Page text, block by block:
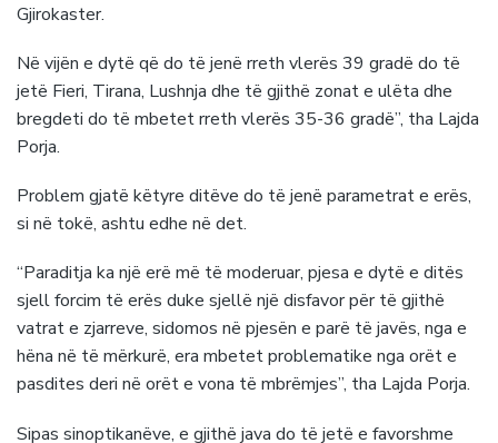
Gjirokaster.
Në vijën e dytë që do të jenë rreth vlerës 39 gradë do të
jetë Fieri, Tirana, Lushnja dhe të gjithë zonat e ulëta dhe
bregdeti do të mbetet rreth vlerës 35-36 gradë”, tha Lajda
Porja.
Problem gjatë këtyre ditëve do të jenë parametrat e erës,
si në tokë, ashtu edhe në det.
“Paraditja ka një erë më të moderuar, pjesa e dytë e ditës
sjell forcim të erës duke sjellë një disfavor për të gjithë
vatrat e zjarreve, sidomos në pjesën e parë të javës, nga e
hëna në të mërkurë, era mbetet problematike nga orët e
pasdites deri në orët e vona të mbrëmjes”, tha Lajda Porja.
Sipas sinoptikanëve, e gjithë java do të jetë e favorshme